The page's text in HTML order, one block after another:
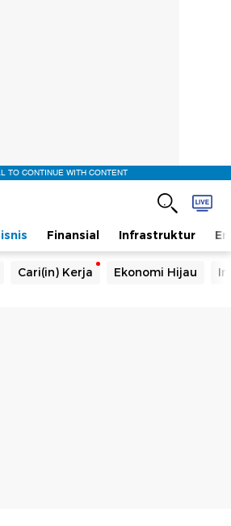
TO CONTINUE WITH CONTENT
Finansial Infrastruktur
Cari(in) Kerja Ekonomi Hijau